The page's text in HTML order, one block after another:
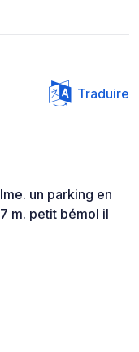
Traduire
un parking en
m. petit bémol il